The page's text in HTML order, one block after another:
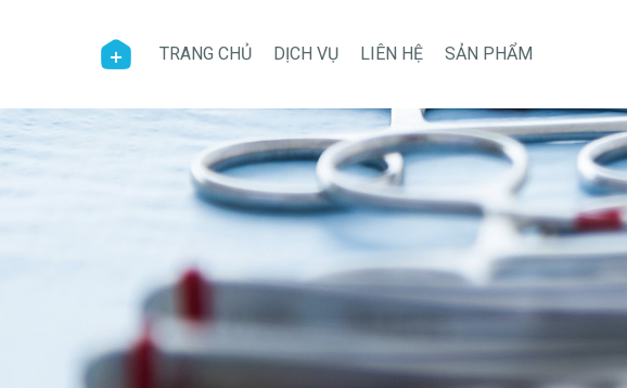
TRANG CHỦ DỊCH VỤ LIÊN HỆ SẢN PHẨM